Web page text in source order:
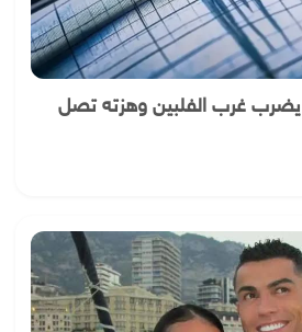
عاجل زلزال بقوة 5.8 يضرب غرب الفلبين وهزته تصل